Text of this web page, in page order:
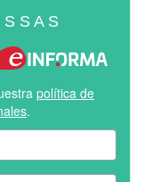
S A S
política de
.